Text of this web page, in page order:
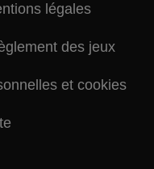
légales
des jeux
et cookies